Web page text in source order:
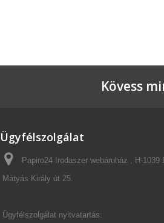
Kövess
Ügyfélszolgálat
Papiro24 Irodaszer webáruház , H-1039
Mátyás Király út 25.
Ügyfélszolgálat nyitvatartás: